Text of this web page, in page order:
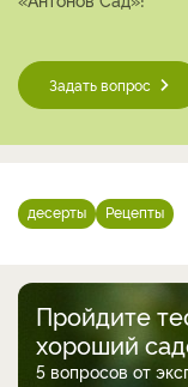
Задать вопрос
десерты Рецепты
Пройдите
хороший
5 вопросов от